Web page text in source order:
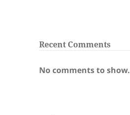
Recent Comments
No comments to show.